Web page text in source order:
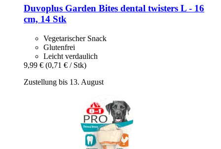
Duvoplus Garden Bites dental twisters L -​ 16
cm, 14 Stk
Vegetarischer Snack
Glutenfrei
Leicht verdaulich
9,99 € (0,71 € / Stk)
Zustellung bis 13. August